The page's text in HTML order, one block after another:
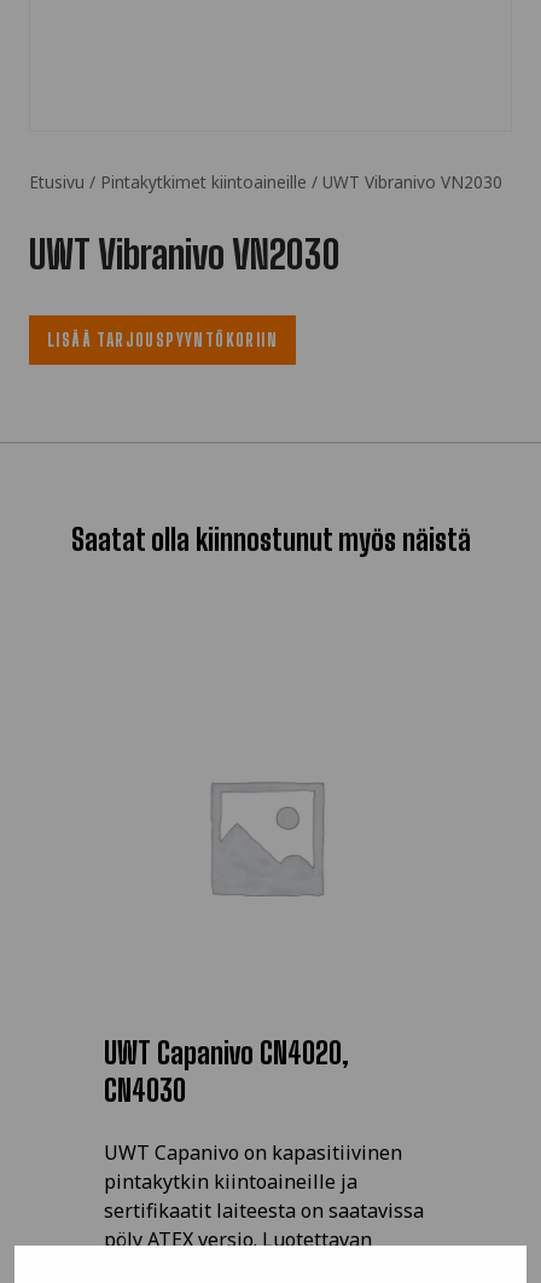
Etusivu / Pintakytkimet kiintoaineille / UWT Vibranivo VN2030
UWT Vibranivo VN2030
LISÄÄ TARJOUSPYYNTÖKORIIN
Saatat olla kiinnostunut myös näistä
UWT Capanivo CN4020,
CN4030
UWT Capanivo on kapasitiivinen
pintakytkin kiintoaineille ja
sertifikaatit laiteesta on saatavissa
pöly ATEX versio. Luotettavan